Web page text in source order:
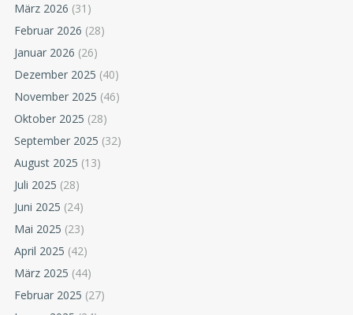
März 2026 (31)
Februar 2026 (28)
Januar 2026 (26)
Dezember 2025 (40)
November 2025 (46)
Oktober 2025 (28)
September 2025 (32)
August 2025 (13)
Juli 2025 (28)
Juni 2025 (24)
Mai 2025 (23)
April 2025 (42)
März 2025 (44)
Februar 2025 (27)